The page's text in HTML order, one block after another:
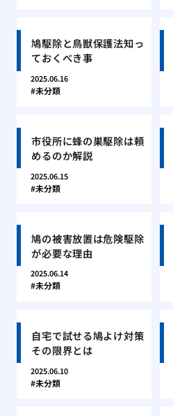
鳩駆除と鳥獣保護法知っ
ておくべき事
2025.06.16
未分類
市役所に蜂の巣駆除は頼
めるのか解説
2025.06.15
未分類
鳩の被害放置は危険駆除
が必要な理由
2025.06.14
未分類
自宅で試せる鳩よけ対策
その限界とは
2025.06.10
未分類